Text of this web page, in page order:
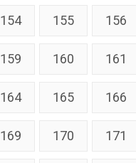
154 155 156
159 160 161
164 165 166
169 170 171